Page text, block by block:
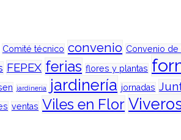
Comité técnico convenio Convenio de
FEPEX ferias flores y plantas
jardineria jardinería jornadas
ventas Viles en Flor